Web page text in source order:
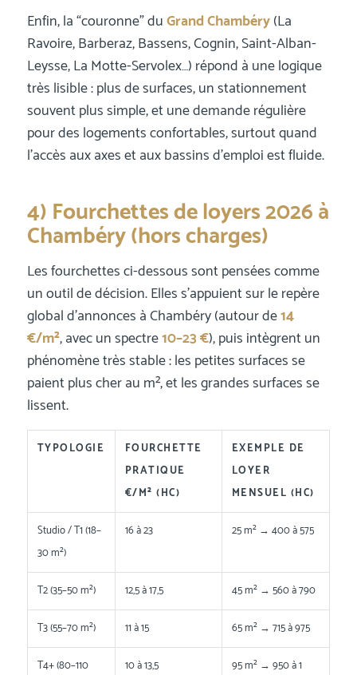
Enfin, la “couronne” duGrand Chambéry(La
Ravoire, Barberaz, Bassens, Cognin, Saint-Alban-
Leysse, La Motte-Servolex…) répond à une logique
très lisible : plus de surfaces, un stationnement
souvent plus simple, et une demande régulière
pour des logements confortables, surtout quand
l’accès aux axes et aux bassins d’emploi est fluide.
4) Fourchettes de loyers 2026 à
Chambéry (hors charges)
Les fourchettes ci-dessous sont pensées comme
un outil de décision. Elles s’appuient sur le repère
global d’annonces à Chambéry (autour de14
€/m², avec un spectre10–23 €), puis intègrent un
phénomène très stable : les petites surfaces se
paient plus cher au m², et les grandes surfaces se
lissent.
TYPOLOGIE
FOURCHETTE
PRATIQUE
€/M² (HC)
EXEMPLE DE
LOYER
MENSUEL (HC)
Studio / T1 (18–
30 m²)
16 à 23 25 m² → 400 à 575
T2 (35–50 m²) 12,5 à 17,5 45 m² → 560 à 790
T3 (55–70 m²) 11 à 15 65 m² → 715 à 975
T4+ (80–110
10 à 13,5
95 m² → 950 à 1